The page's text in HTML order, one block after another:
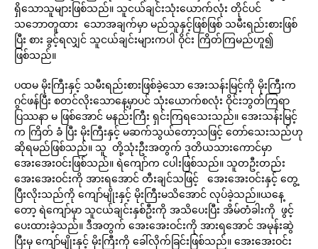
ရှိသောသူများဖြစ်သည်။ သူငယ်ချင်းသုံးယောက်လုံး တိုင်ပင်
သဘောတူထား သောအချက်မှာ မည်သူနှင့်ဖြစ်ဖြစ် သမီးရည်းစားဖြစ်
ပြီး စား ခွင့်ရလျှင် သူငယ်ချင်းများကပါ ဝိုင်း ကြိတ်ကြမည်ဟူ၍
ဖြစ်သည်။
ပထမ မိုးကြီးနှင့် သမီးရည်းစားဖြစ်ခဲ့သော အေးသန်းမြင့်ကို မိုးကြီးက
ဂွင်ဖန်ပြီး စတင်လိုးသောနေ့မှာပင် သုံးယောက်စလုံး ဝိုင်းဘွတ်ကြရာ
ပြဿနာ မ ဖြစ်အောင် မနည်းကြီး ရှင်းကြရသေးသည်။ အေးသန်းမြင့်
က ကြိတ် ခံ ပြီး မိုးကြီးနှင့် မဆက်သွယ်တော့သဖြင့် တော်သေးသည်ဟု
ဆိုရမည်ဖြစ်သည်။ သူ တို့သုံးဦးအတွက် ဒုတိယသားကောင်မှာ
အေးအေးဝင်းဖြစ်သည်။ ရဲကျော်က ငပါးဖြစ်သည်။ သူတဦးတည်း
အေးအေးဝင်းကို အားရအောင် တီးချင်သဖြင့် အေးအေးဝင်းနှင့် တွေ့
ပြီးလိုးသည်ကို ကျော်မျိုးနှင့် မိုးကြီးမသိအောင် လုပ်ခဲ့သည်။ယနေ့
တော့ ရဲကျော်မှာ သူငယ်ချင်းနှစ်ဦးကို အသိပေးပြီး အိမ်တံခါးကို ဖွင့်
ပေးထားခဲ့သည်။ ဒီအတွက် အေးအေးဝင်းကို အားရအောင် အမုန်းဆွဲ
ပြီးမှ ကျော်မျိုးနှင့် မိုးကြီးကို ခေါ်လိုက်ခြင်းဖြစ်သည်။ အေးအေးဝင်း